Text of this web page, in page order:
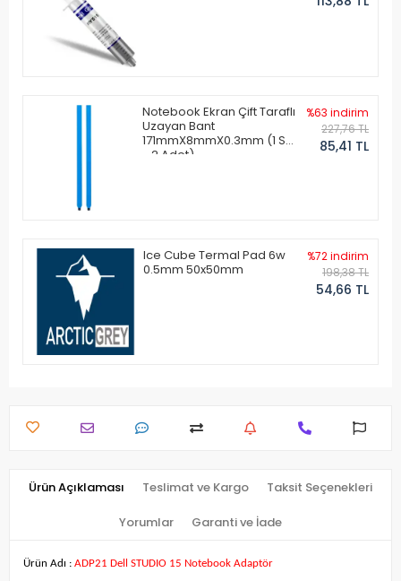
Notebook Ekran Çift Taraflı
Uzayan Bant
171mmX8mmX0.3mm (1 Set
- 2 Adet)
%63 indirim
227,76 TL
85,41 TL
Ice Cube Termal Pad 6w
0.5mm 50x50mm
%72 indirim
198,38 TL
54,66 TL
Ürün Açıklaması Teslimat ve Kargo Taksit Seçenekleri
Yorumlar Garanti ve İade
Ürün Adı : ADP21 Dell STUDIO 15 Notebook Adaptör